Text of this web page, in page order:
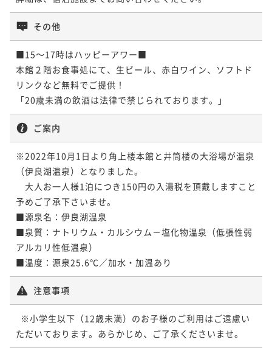
¥ 73,656 ~
【グルメの達人】今が旬！冬季限定！ふぐの名勝・伊
良湖岬「特選天然とらふぐ会席」
二食付き 現地決済可 事前決済可
IN 15:00 - 19:00 OUT10:00
ポイント即利用で最大7％OFF
2名 ¥ 100,254 ~
その他
■15～17時はハッピーアワー■
本館２階お食事処にて、生ビール、赤白ワイン、ソフトド
リンクなど無料でご提供！
「20歳未満の飲酒は法律で禁じられております。」
ご案内
※2022年10月1日より角上楼本館と井筒楼の大浴場が温泉
（伊良湖温泉）となりました。
大人お一人様1泊につき150円の入湯税を頂戴しますこと
予めご了承下さいませ。
■源泉名：伊良湖温泉
■泉質：ナトリウム・カルシウム－塩化物温泉（低張性弱
アルカリ性低温泉）
■温度：源泉25.6℃／加水・加温あり
注意事項